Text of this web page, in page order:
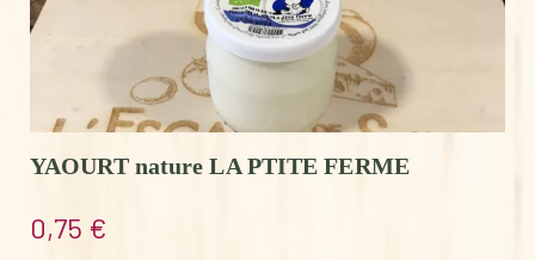
YAOURT nature LA PTITE FERME
0,75 €